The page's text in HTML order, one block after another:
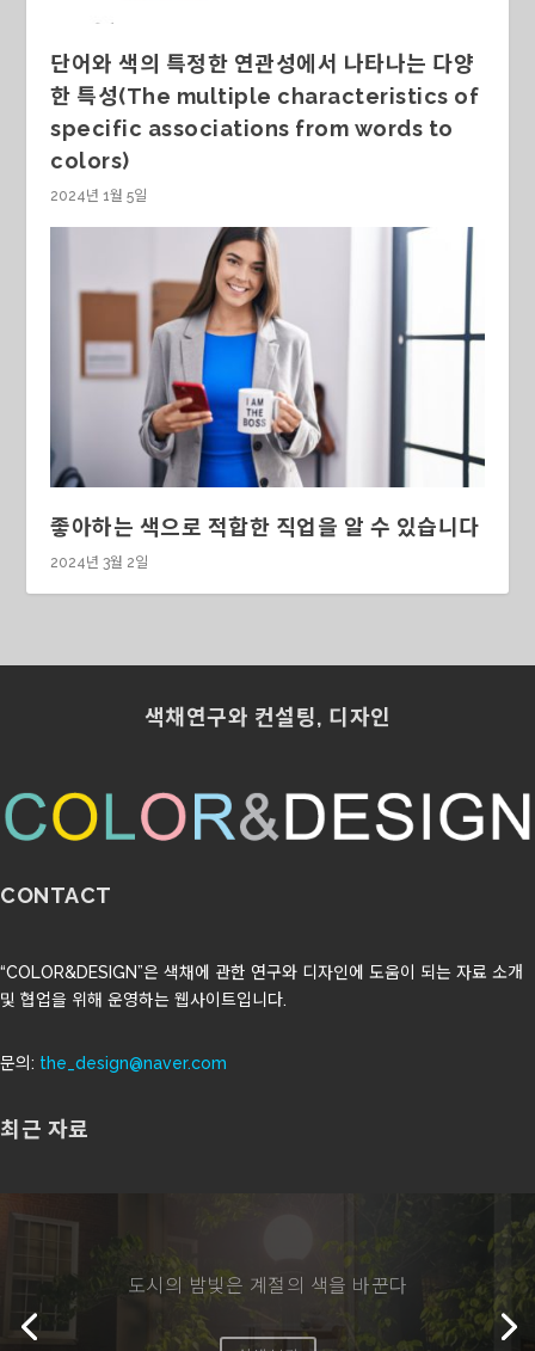
단어와 색의 특정한 연관성에서 나타나는 다양
한 특성(The multiple characteristics of
specific associations from words to
colors)
2024년 1월 5일
좋아하는 색으로 적합한 직업을 알 수 있습니다
2024년 3월 2일
색채연구와 컨설팅, 디자인
CONTACT
“COLOR&DESIGN”은 색채에 관한 연구와 디자인에 도움이 되는 자료 소개
및 협업을 위해 운영하는 웹사이트입니다.
문의: the_design@naver.com
최근 자료